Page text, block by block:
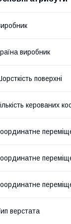
виробник
поверхні
керованих
верстата